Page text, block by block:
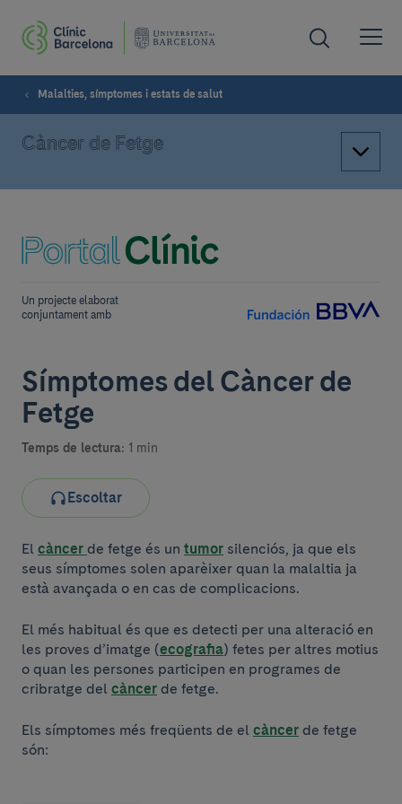
Malalties, símptomes i estats de salut
Càncer de Fetge
Un projecte elaborat
conjuntament amb
Símptomes del Càncer de
Fetge
Temps de lectura: 1 min
Escoltar
El càncer de fetge és un tumor silenciós, ja que els
seus símptomes solen aparèixer quan la malaltia ja
està avançada o en cas de complicacions.
El més habitual és que es detecti per una alteració en
les proves d’imatge (ecografia) fetes per altres motius
o quan les persones participen en programes de
cribratge del càncer de fetge.
Els símptomes més freqüents de el càncer de fetge
són: